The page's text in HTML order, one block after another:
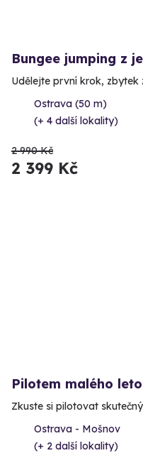
Bungee jumping z
Udělejte první krok, zbytek
Ostrava (50 m)
(+ 4 další lokality)
2 990 Kč
2 399 Kč
Pilotem malého
Zkuste si pilotovat
Ostrava - Mošnov
(+ 2 další lokality)